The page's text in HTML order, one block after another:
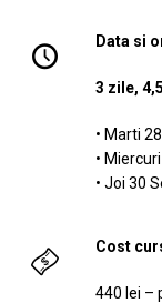
Data si
3 zile,
• Marti
•
• Joi 30
Cost
440 lei –